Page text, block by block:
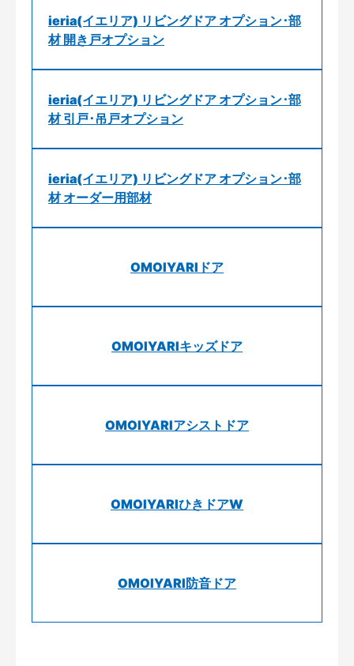
ieria(イエリア) リビングドア オプション･部
材 開き戸オプション
ieria(イエリア) リビングドア オプション･部
材 引戸･吊戸オプション
ieria(イエリア) リビングドア オプション･部
材 オーダー用部材
OMOIYARIドア
OMOIYARIキッズドア
OMOIYARIアシストドア
OMOIYARIひきドアW
OMOIYARI防音ドア